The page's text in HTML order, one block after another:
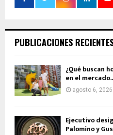
PUBLICACIONES
¿Qué buscan
en el
agosto 6, 2026
Ejecutivo
Palomino y